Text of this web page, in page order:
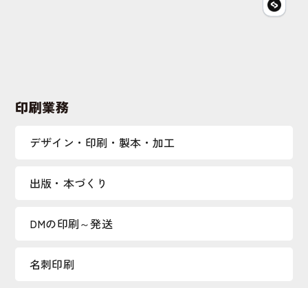
印刷業務
デザイン・印刷・製本・加工
出版・本づくり
DMの印刷～発送
名刺印刷